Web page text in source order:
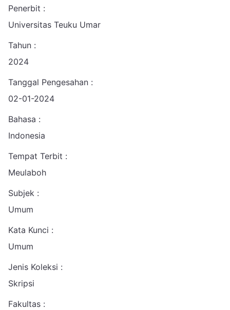
Penerbit :
Universitas Teuku Umar
Tahun :
2024
Tanggal Pengesahan :
02-01-2024
Bahasa :
Indonesia
Tempat Terbit :
Meulaboh
Subjek :
Umum
Kata Kunci :
Umum
Jenis Koleksi :
Skripsi
Fakultas :